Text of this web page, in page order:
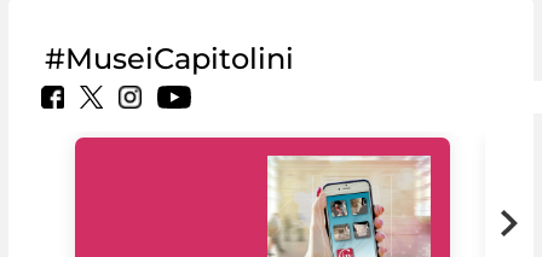
#MuseiCapitolini